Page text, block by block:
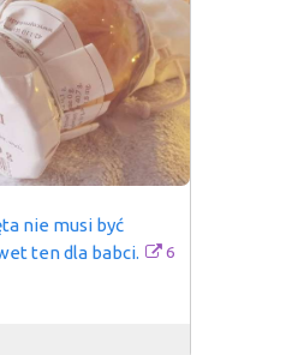
nie musi być
ten dla babci.
6